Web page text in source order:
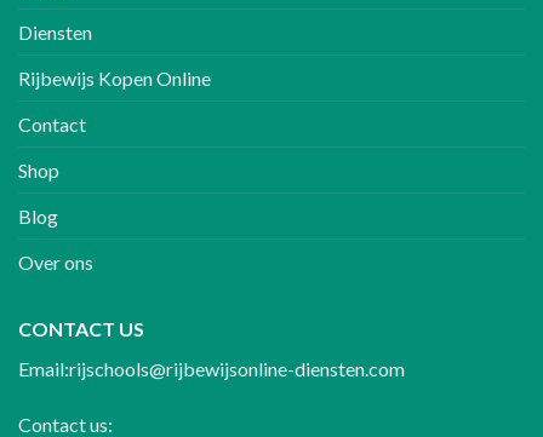
Diensten
Rijbewijs Kopen Online
Contact
Shop
Blog
Over ons
CONTACT US
Email:rijschools@rijbewijsonline-diensten.com
Contact us: